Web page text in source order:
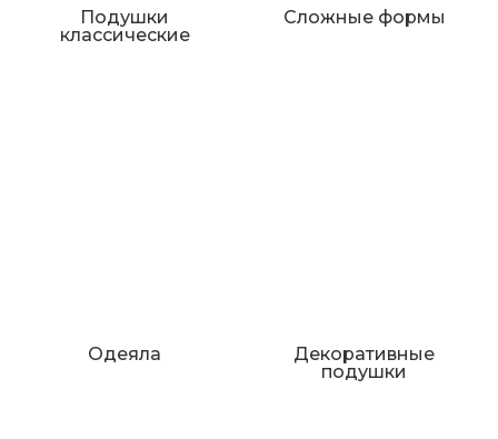
Подушки
классические
Сложные формы
Одеяла
Декоративные
подушки